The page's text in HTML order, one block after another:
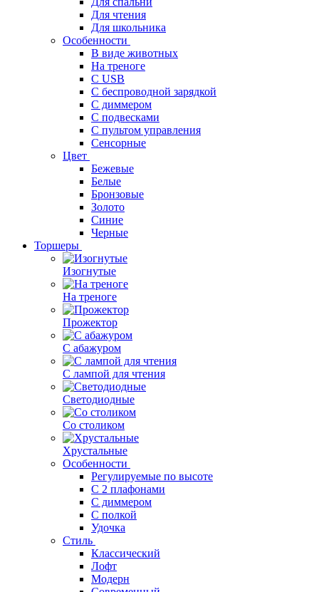
Для чтения
Для школьника
Особенности
В виде животных
На треноге
С USB
С беспроводной зарядкой
С диммером
С подвесками
С пультом управления
Сенсорные
Цвет
Бежевые
Белые
Бронзовые
Золото
Синие
Черные
Торшеры
Изогнутые
На треноге
Прожектор
С абажуром
С лампой для чтения
Светодиодные
Со столиком
Хрустальные
Особенности
Регулируемые по высоте
С 2 плафонами
С диммером
С полкой
Удочка
Стиль
Классический
Лофт
Модерн